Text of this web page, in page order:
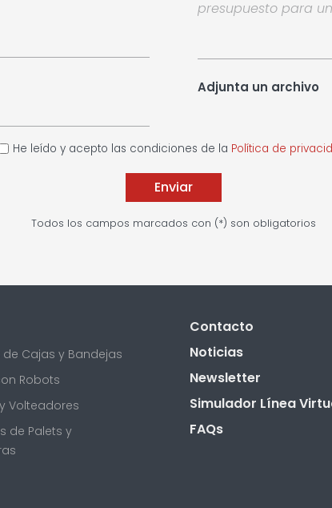
Adjunta un archivo
He leído y acepto las condiciones de la Política de
Todos los campos marcados con (*) son obligatorios
Cajas y Bandejas
Robots
Volteadores
de Palets y
Contacto
Noticias
Newsletter
Simulador Línea
FAQs